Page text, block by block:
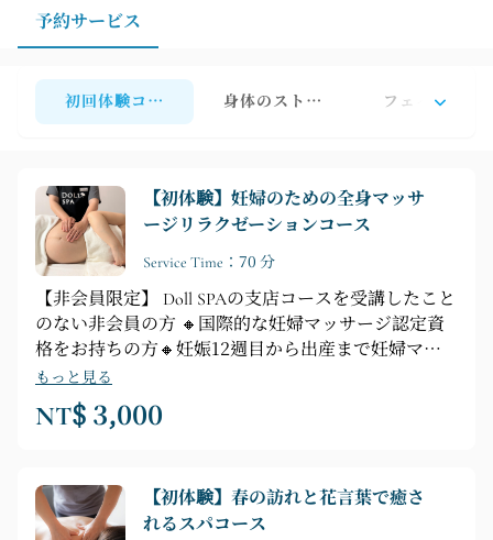
のニーズに合わせて適切なサービスを手配いたします。
予約サービス
初回体験コース【店舗会員以外の方限定】オンラインス
身体のストレス解消シリーズ【店舗
フェイシャル
【初体験】妊婦のための全身マッサ
ージリラクゼーションコース
Service Time：70 分
【非会員限定】 Doll SPAの支店コースを受講したこと
のない非会員の方 🔸国際的な妊婦マッサージ認定資
格をお持ちの方🔸妊娠12週目から出産まで妊婦マッ
サージのテクニックをご利用いただけます。 Doll SPA
は10年以上の豊富な経験を誇ります。マネージャー
とプロのアロマセラピストは、英国ハンプシャーで高
Beauty Training International Schoolの【インストラクタ
ー資格】を取得しています。プロの妊婦マッサージテ
もっと見る
NT$ 3,000
【初体験】春の訪れと花言葉で癒さ
れるスパコース